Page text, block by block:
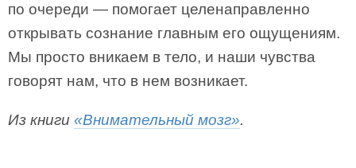
по очереди — помогает целенаправленно
открывать сознание главным его ощущениям.
Мы просто вникаем в тело, и наши чувства
говорят нам, что в нем возникает.
Из книги «Внимательный мозг».